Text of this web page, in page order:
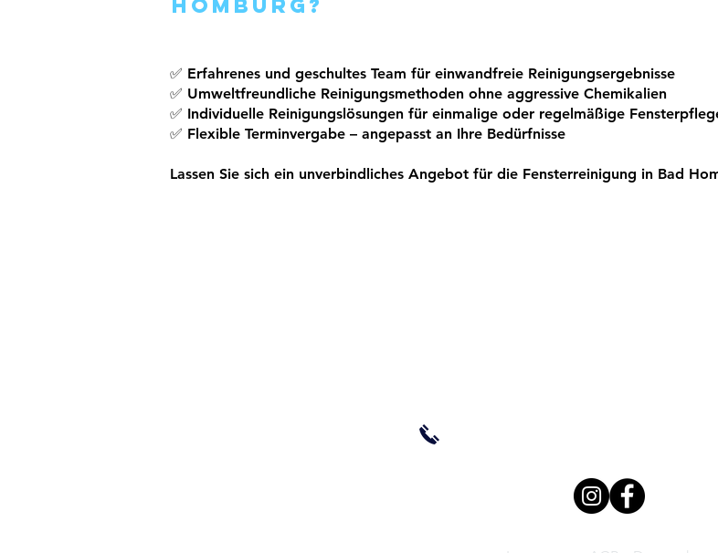
Homburg?
✅ Erfahrenes und geschultes Team für einwandfreie Reinigungsergebnisse
✅ Umweltfreundliche Reinigungsmethoden ohne aggressive Chemikalien
✅ Individuelle Reinigungslösungen für einmalige oder regelmäßige
✅ Flexible Terminvergabe – angepasst an Ihre Bedürfnisse
Lassen Sie sich ein unverbindliches Angebot für die Fensterreinigung in Bad